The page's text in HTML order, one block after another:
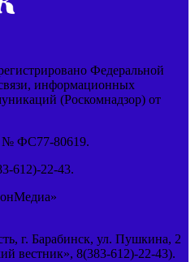
Федеральной
информационных
(Роскомнадзор) от
№ ФС77-80619.
612)-22-43.
г. Барабинск, ул. Пушкина, 2
вестник», 8(383-612)-22-43).